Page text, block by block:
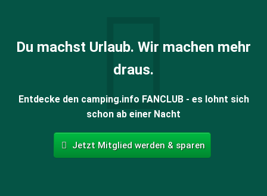
Du machst Urlaub. Wir machen mehr
draus.
Entdecke den camping.info FANCLUB - es lohnt sich
schon ab einer Nacht
Jetzt Mitglied werden & sparen